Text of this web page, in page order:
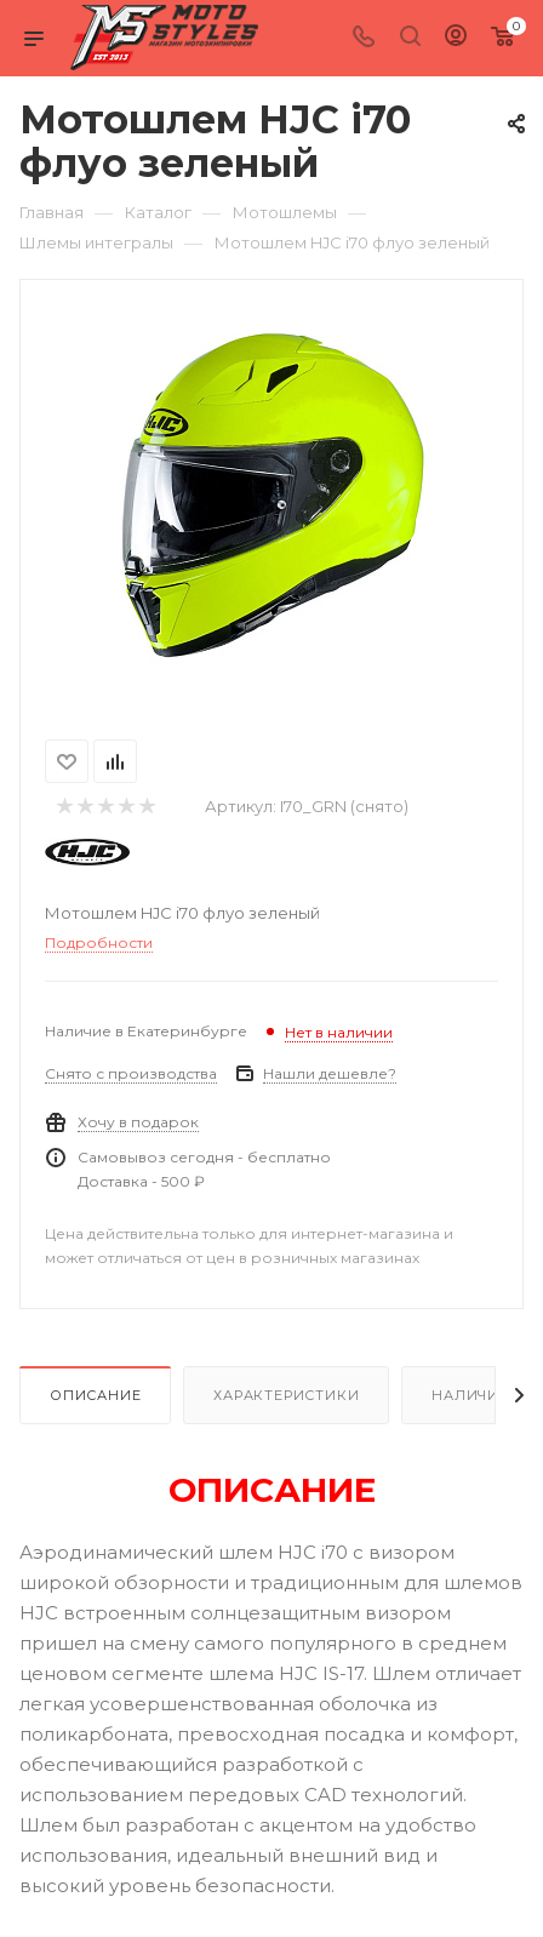
0
Мотошлем HJC i70
флуо зеленый
Главная — Каталог — Мотошлемы —
Шлемы интегралы — Мотошлем HJC i70 флуо зеленый
Артикул: I70_GRN (снято)
Мотошлем HJC i70 флуо зеленый
Подробности
Наличие в Екатеринбурге Нет в наличии
Снято с производства Нашли дешевле?
Хочу в подарок
Самовывоз сегодня - бесплатно
Доставка - 500 ₽
Цена действительна только для интернет-магазина и
может отличаться от цен в розничных магазинах
ОПИСАНИЕ ХАРАКТЕРИСТИКИ НАЛИЧИЕ В
ОПИСАНИЕ
Аэродинамический шлем HJC i70 с визором
широкой обзорности и традиционным для шлемов
HJC встроенным солнцезащитным визором
пришел на смену самого популярного в среднем
ценовом сегменте шлема HJC IS-17. Шлем отличает
легкая усовершенствованная оболочка из
поликарбоната, превосходная посадка и комфорт,
обеспечивающийся разработкой с
использованием передовых CAD технологий.
Шлем был разработан с акцентом на удобство
использования, идеальный внешний вид и
высокий уровень безопасности.